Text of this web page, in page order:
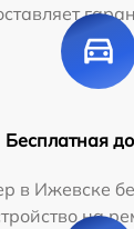
Бесплатная
в Ижевске
на